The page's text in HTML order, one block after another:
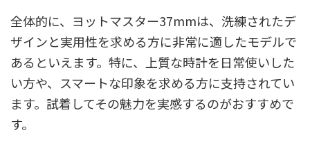
全体的に、ヨットマスター37mmは、洗練されたデ
ザインと実用性を求める方に非常に適したモデルで
あるといえます。特に、上質な時計を日常使いした
い方や、スマートな印象を求める方に支持されてい
ます。試着してその魅力を実感するのがおすすめで
す。